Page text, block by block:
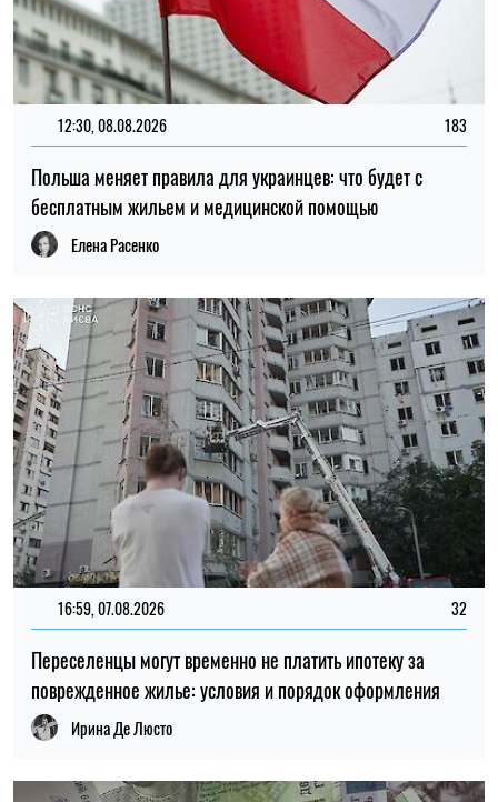
12:30, 08.08.2026 183
Польша меняет правила для украинцев: что будет с
бесплатным жильем и медицинской помощью
Елена Расенко
16:59, 07.08.2026 32
Переселенцы могут временно не платить ипотеку за
поврежденное жилье: условия и порядок оформления
Ирина Де Люсто